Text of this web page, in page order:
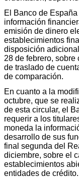
El Banco de
información
emisión de dinero
establecimientos
disposición
28 de febrero,
de traslado de
de comparación.
En cuanto a la
octubre, que se
de esta circular, el
requerir a los
moneda la
desarrollo de sus
final segunda del
diciembre, sobre el
establecimientos
entidades de crédito.